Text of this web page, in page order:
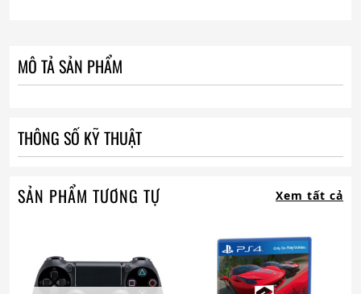
MÔ TẢ SẢN PHẨM
THÔNG SỐ KỸ THUẬT
SẢN PHẨM TƯƠNG TỰ Xem tất cả